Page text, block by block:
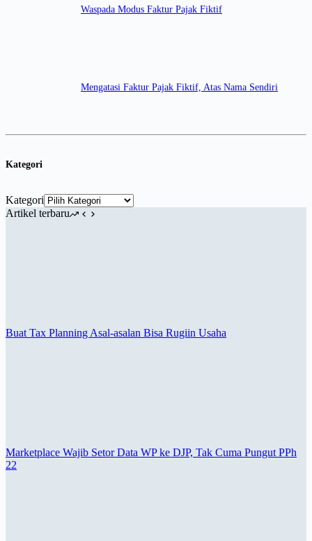
Waspada Modus Faktur Pajak Fiktif
Mengatasi Faktur Pajak Fiktif, Atas Nama Sendiri
Kategori
Kategori
Artikel terbaru
Buat Tax Planning Asal-asalan Bisa Rugiin Usaha
Marketplace Wajib Setor Data WP ke DJP, Tak Cuma Pungut PPh
22